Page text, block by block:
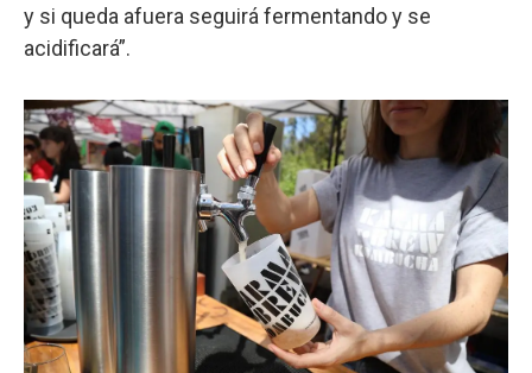
y si queda afuera seguirá fermentando y se
acidificará”.